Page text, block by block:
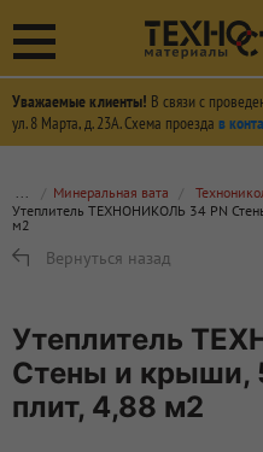
Уважаемые клиенты! В связи с
ул. 8 Марта, д. 23А. Схема проезда в
... Минеральная вата
Утеплитель ТЕХНОНИКОЛЬ 34 PN
м2
Вернуться назад
Утеплитель
Стены и крыши,
плит, 4,88 м2